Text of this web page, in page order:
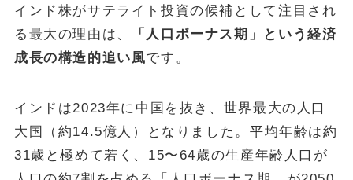
インド株がサテライト投資の候補として注目され
る最大の理由は、
「人口ボーナス期」という経済
成長の構造的追い風です。
インドは2023年に中国を抜き、世界最大の人口
大国（約14.5億人）となりました。平均年齢は約
31歳と極めて若く、15〜64歳の生産年齢人口が